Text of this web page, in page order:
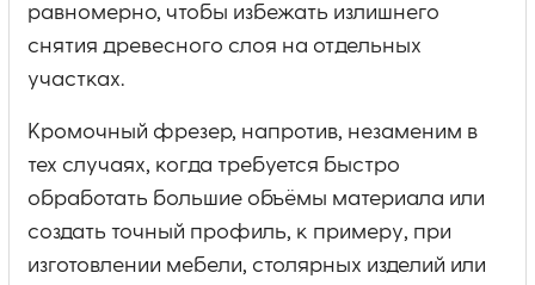
равномерно, чтобы избежать излишнего
снятия древесного слоя на отдельных
участках.
Кромочный фрезер, напротив, незаменим в
тех случаях, когда требуется быстро
обработать большие объёмы материала или
создать точный профиль, к примеру, при
изготовлении мебели, столярных изделий или